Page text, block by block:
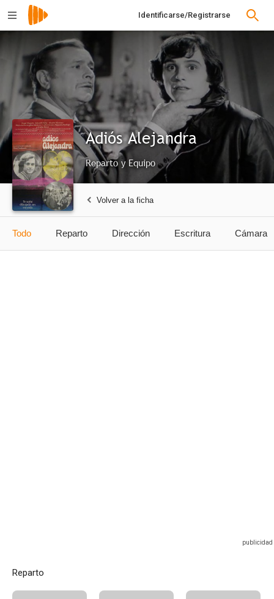
Identificarse/Registrarse
Adiós Alejandra
Reparto y Equipo
Volver a la ficha
Todo Reparto Dirección Escritura Cámara
Reparto